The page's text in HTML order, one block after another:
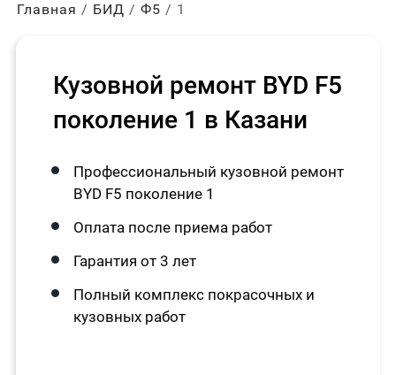
Главная БИД Ф5 1
Кузовной ремонт BYD F5
поколение 1 в Казани
Профессиональный кузовной ремонт
BYD F5 поколение 1
Оплата после приема работ
Гарантия от 3 лет
Полный комплекс покрасочных и
кузовных работ